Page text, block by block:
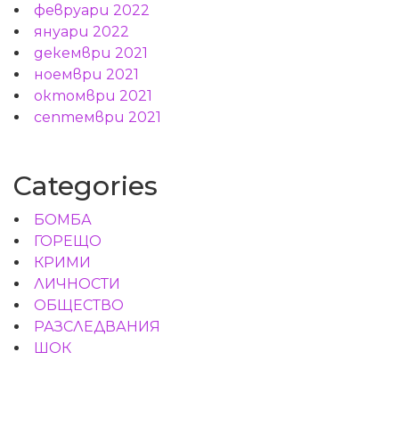
февруари 2022
януари 2022
декември 2021
ноември 2021
октомври 2021
септември 2021
Categories
БОМБА
ГОРЕЩО
КРИМИ
ЛИЧНОСТИ
ОБЩЕСТВО
РАЗСЛЕДВАНИЯ
ШОК